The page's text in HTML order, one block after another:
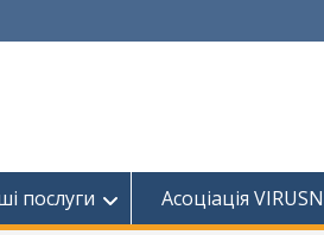
послуги Асоціація